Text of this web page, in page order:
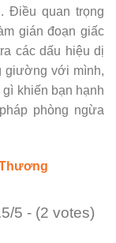
Điều quan trọng
gián đoạn giấc
các dấu hiệu dị
giường với mình,
khiến bạn hạnh
phòng ngừa
5 - (2 votes)